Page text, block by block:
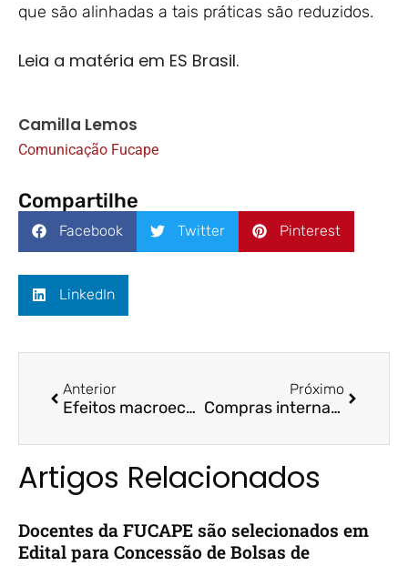
que são alinhadas a tais práticas são reduzidos.
Leia a matéria em ES Brasil.
Camilla Lemos
Comunicação Fucape
Compartilhe
Facebook Twitter Pinterest
LinkedIn
Anterior
Efeitos macroeconômicos da inteligência artificial | Estadão | Prof. Dr. Bruno Funchal
Próximo
Compras internacionais de US$ 50; como ficam os preços? | CBN Vitória | Prof. Dr. Felipe Storch
Artigos Relacionados
Docentes da FUCAPE são selecionados em
Edital para Concessão de Bolsas de